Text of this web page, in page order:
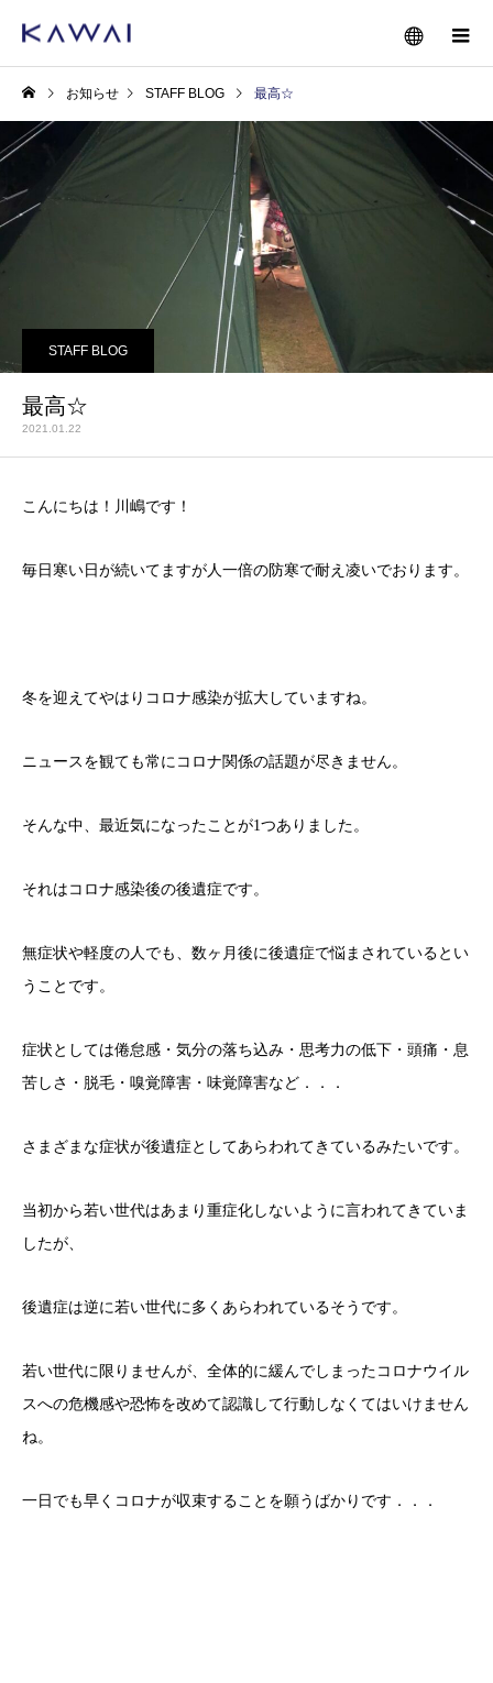
お知らせ STAFF BLOG 最高☆
STAFF BLOG
最高☆
2021.01.22
こんにちは！川嶋です！
毎日寒い日が続いてますが人一倍の防寒で耐え凌いでおります。
冬を迎えてやはりコロナ感染が拡大していますね。
ニュースを観ても常にコロナ関係の話題が尽きません。
そんな中、最近気になったことが1つありました。
それはコロナ感染後の後遺症です。
無症状や軽度の人でも、数ヶ月後に後遺症で悩まされているとい
うことです。
症状としては倦怠感・気分の落ち込み・思考力の低下・頭痛・息
苦しさ・脱毛・嗅覚障害・味覚障害など．．．
さまざまな症状が後遺症としてあらわれてきているみたいです。
当初から若い世代はあまり重症化しないように言われてきていま
したが、
後遺症は逆に若い世代に多くあらわれているそうです。
若い世代に限りませんが、全体的に緩んでしまったコロナウイル
スへの危機感や恐怖を改めて認識して行動しなくてはいけません
ね。
一日でも早くコロナが収束することを願うばかりです．．．